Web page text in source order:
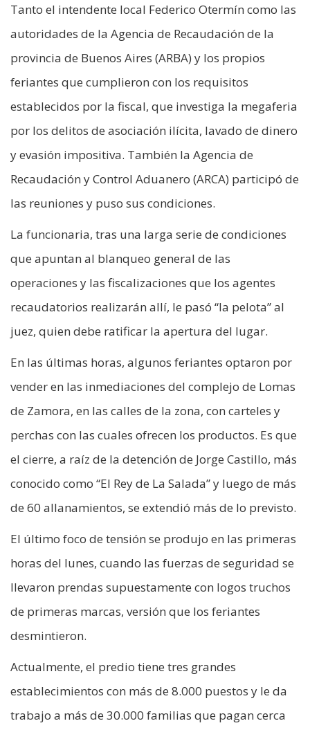
Tanto el intendente local Federico Otermín como las
autoridades de la Agencia de Recaudación de la
provincia de Buenos Aires (ARBA) y los propios
feriantes que cumplieron con los requisitos
establecidos por la fiscal, que investiga la megaferia
por los delitos de asociación ilícita, lavado de dinero
y evasión impositiva. También la Agencia de
Recaudación y Control Aduanero (ARCA) participó de
las reuniones y puso sus condiciones.
La funcionaria, tras una larga serie de condiciones
que apuntan al blanqueo general de las
operaciones y las fiscalizaciones que los agentes
recaudatorios realizarán allí, le pasó “la pelota” al
juez, quien debe ratificar la apertura del lugar.
En las últimas horas, algunos feriantes optaron por
vender en las inmediaciones del complejo de Lomas
de Zamora, en las calles de la zona, con carteles y
perchas con las cuales ofrecen los productos. Es que
el cierre, a raíz de la detención de Jorge Castillo, más
conocido como “El Rey de La Salada” y luego de más
de 60 allanamientos, se extendió más de lo previsto.
El último foco de tensión se produjo en las primeras
horas del lunes, cuando las fuerzas de seguridad se
llevaron prendas supuestamente con logos truchos
de primeras marcas, versión que los feriantes
desmintieron.
Actualmente, el predio tiene tres grandes
establecimientos con más de 8.000 puestos y le da
trabajo a más de 30.000 familias que pagan cerca